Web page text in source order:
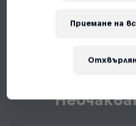
Приемане на